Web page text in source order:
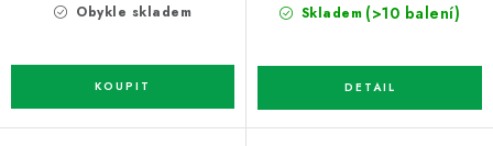
Obykle skladem Skladem (>10 balení)